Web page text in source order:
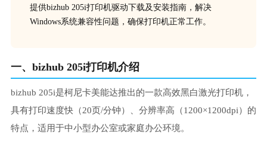
提供bizhub 205i打印机驱动下载及安装指南，解决
Windows系统兼容性问题，确保打印机正常工作。
一、bizhub 205i打印机介绍
bizhub 205i是柯尼卡美能达推出的一款高效黑白激光打印机，
具有打印速度快（20页/分钟）、分辨率高（1200×1200dpi）的
特点，适用于中小型办公室或家庭办公环境。